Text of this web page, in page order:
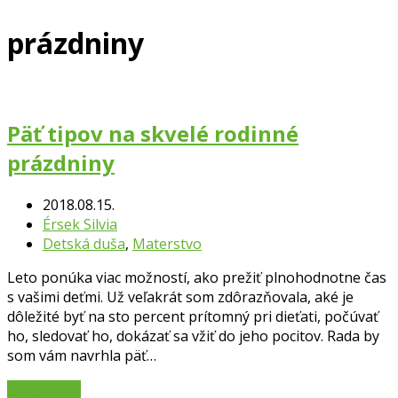
prázdniny
Päť tipov na skvelé rodinné
prázdniny
2018.08.15.
Érsek Silvia
Detská duša, Materstvo
Leto ponúka viac možností, ako prežiť plnohodnotne čas
s vašimi deťmi. Už veľakrát som zdôrazňovala, aké je
dôležité byť na sto percent prítomný pri dieťati, počúvať
ho, sledovať ho, dokázať sa vžiť do jeho pocitov. Rada by
som vám navrhla päť…